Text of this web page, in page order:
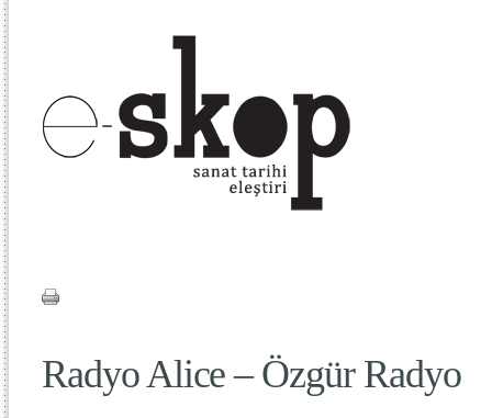
Radyo Alice – Özgür Radyo